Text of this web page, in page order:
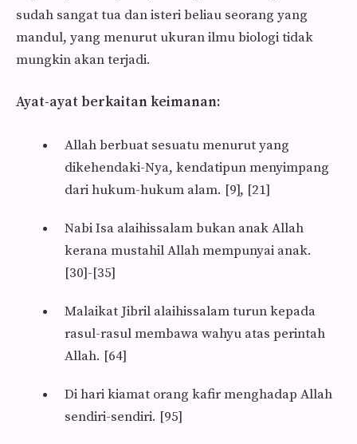
sudah sangat tua dan isteri beliau seorang yang
mandul, yang menurut ukuran ilmu biologi tidak
mungkin akan terjadi.
Ayat-ayat berkaitan keimanan:
Allah berbuat sesuatu menurut yang
dikehendaki-Nya, kendatipun menyimpang
dari hukum-hukum alam. [9], [21]
Nabi Isa alaihissalam bukan anak Allah
kerana mustahil Allah mem­punyai anak.
[30]-[35]
Malaikat Jibril alaihissalam turun kepada
rasul-rasul membawa wahyu atas perintah
Allah. [64]
Di hari kiamat orang kafir menghadap Allah
sendiri-sendiri. [95]